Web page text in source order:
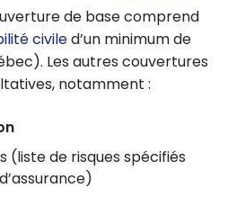
de base comprend
civiled’un minimum de
Les autres couvertures
notamment :
(liste de risques spécifiés